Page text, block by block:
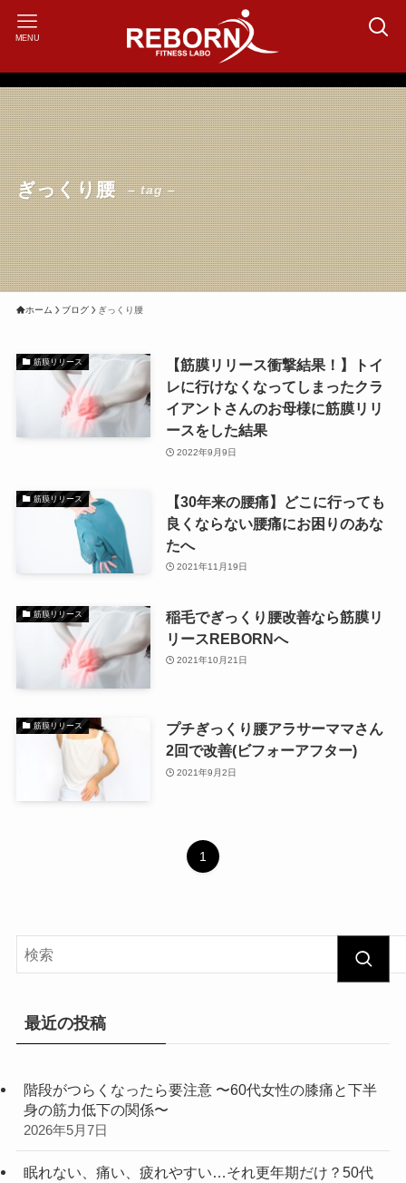
MENU
ぎっくり腰 – tag –
ホーム ブログ ぎっくり腰
筋膜リリース
【筋膜リリース衝撃結果！】トイ
レに行けなくなってしまったクラ
イアントさんのお母様に筋膜リリ
ースをした結果
2022年9月9日
筋膜リリース
【30年来の腰痛】どこに行っても
良くならない腰痛にお困りのあな
たへ
2021年11月19日
筋膜リリース
稲毛でぎっくり腰改善なら筋膜リ
リースREBORNへ
2021年10月21日
筋膜リリース
プチぎっくり腰アラサーママさん
2回で改善(ビフォーアフター)
2021年9月2日
1
最近の投稿
階段がつらくなったら要注意 〜60代女性の膝痛と下半
身の筋力低下の関係〜
2026年5月7日
眠れない、痛い、疲れやすい…それ更年期だけ？50代